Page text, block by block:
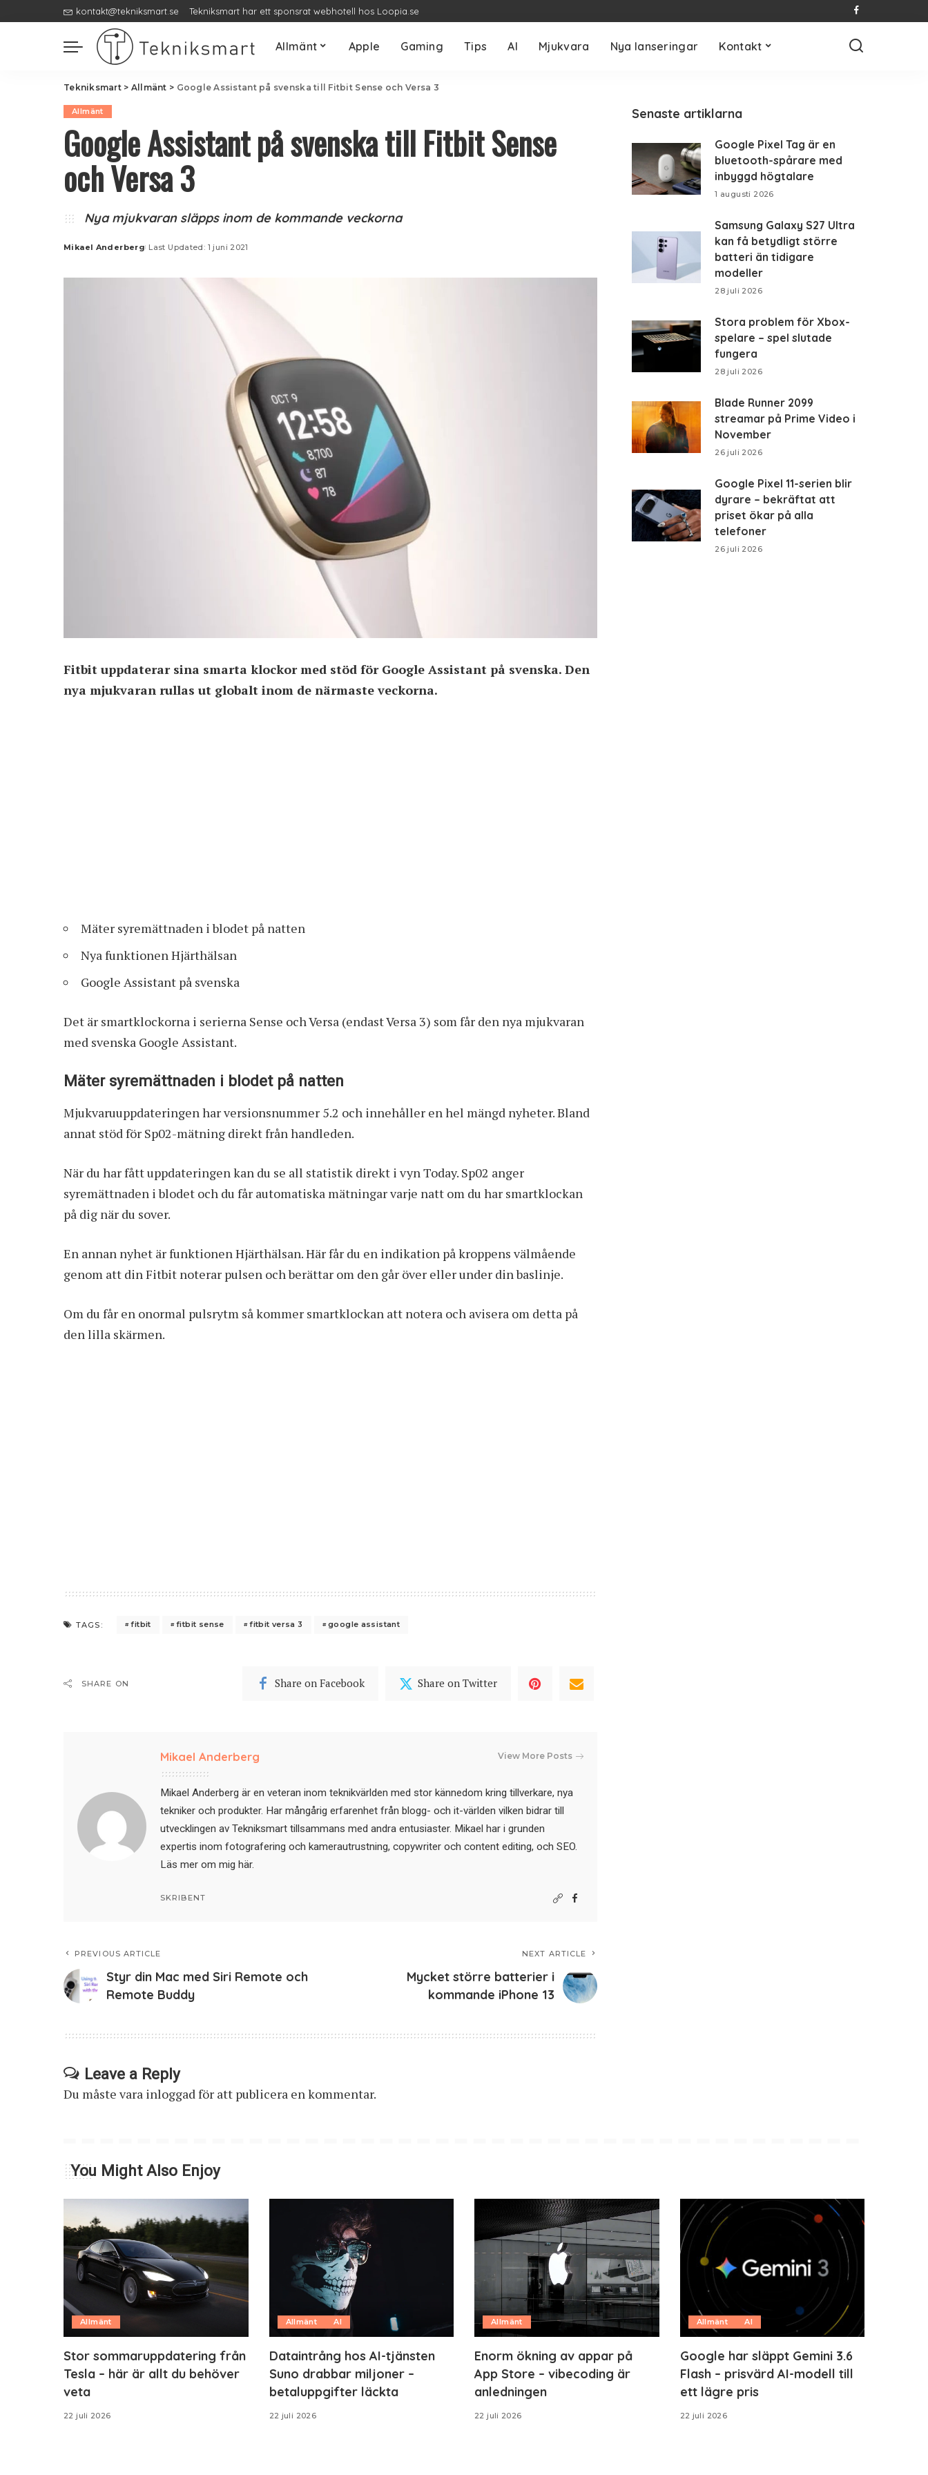
kontakt@tekniksmart.se Tekniksmart har ett sponsrat webhotell hos Loopia.se
Allmänt Apple Gaming Tips AI Mjukvara Nya lanseringar Kontakt
Tekniksmart> Allmänt > Google Assistant på svenska till Fitbit Sense och Versa 3
Allmänt
Google Assistant på svenska till Fitbit Sense
och Versa 3
Nya mjukvaran släpps inom de kommande veckorna
Posted
Mikael Anderberg Last Updated: 1 juni 2021
Fitbit uppdaterar sina smarta klockor med stöd för Google Assistant på svenska. Den
nya mjukvaran rullas ut globalt inom de närmaste veckorna.
Mäter syremättnaden i blodet på natten
Nya funktionen Hjärthälsan
Google Assistant på svenska
Det är smartklockorna i serierna Sense och Versa (endast Versa 3) som får den nya mjukvaran
med svenska Google Assistant.
Mäter syremättnaden i blodet på natten
Mjukvaruuppdateringen har versionsnummer 5.2 och innehåller en hel mängd nyheter. Bland
annat stöd för Sp02-mätning direkt från handleden.
När du har fått uppdateringen kan du se all statistik direkt i vyn Today. Sp02 anger
syremättnaden i blodet och du får automatiska mätningar varje natt om du har smartklockan
på dig när du sover.
En annan nyhet är funktionen Hjärthälsan. Här får du en indikation på kroppens välmående
genom att din Fitbit noterar pulsen och berättar om den går över eller under din baslinje.
Om du får en onormal pulsrytm så kommer smartklockan att notera och avisera om detta på
den lilla skärmen.
TAGS: fitbit fitbit sense fitbit versa 3 google assistant
SHARE ON Share on Facebook Share on Twitter
Mikael Anderberg View More Posts
Mikael Anderberg är en veteran inom teknikvärlden med stor kännedom kring tillverkare, nya
tekniker och produkter. Har mångårig erfarenhet från blogg- och it-världen vilken bidrar till
utvecklingen av Tekniksmart tillsammans med andra entusiaster. Mikael har i grunden
expertis inom fotografering och kamerautrustning, copywriter och content editing, och SEO.
Läs mer om mig här.
SKRIBENT
PREVIOUS ARTICLE
Styr din Mac med Siri Remote och
Remote Buddy
NEXT ARTICLE
Mycket större batterier i
kommande iPhone 13
Leave a Reply
Du måste vara inloggad för att publicera en kommentar.
Senaste artiklarna
Google Pixel Tag är en
bluetooth-spårare med
inbyggd högtalare
1 augusti 2026
Samsung Galaxy S27 Ultra
kan få betydligt större
batteri än tidigare
modeller
28 juli 2026
Stora problem för Xbox-
spelare – spel slutade
fungera
28 juli 2026
Blade Runner 2099
streamar på Prime Video i
November
26 juli 2026
Google Pixel 11-serien blir
dyrare – bekräftat att
priset ökar på alla
telefoner
26 juli 2026
You Might Also Enjoy
Allmänt
Stor sommaruppdatering från
Tesla – här är allt du behöver
veta
22 juli 2026
Allmänt AI
Dataintrång hos AI-tjänsten
Suno drabbar miljoner –
betaluppgifter läckta
22 juli 2026
Allmänt
Enorm ökning av appar på
App Store – vibecoding är
anledningen
22 juli 2026
Allmänt AI
Google har släppt Gemini 3.6
Flash – prisvärd AI-modell till
ett lägre pris
22 juli 2026